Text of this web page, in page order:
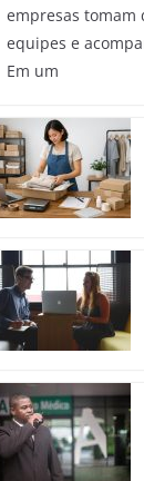
empresas tomam
equipes e
Em um